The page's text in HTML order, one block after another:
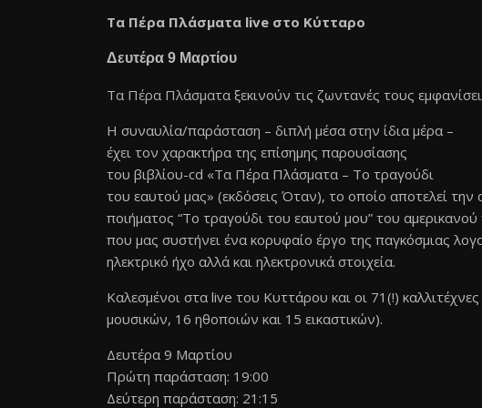
Τα Πέρα Πλάσματα live στο Κύτταρο
Δευτέρα 9 Μαρτίου
Τα Πέρα Πλάσματα ξεκινούν τις ζωντανές τους
Η συναυλία/παράσταση – διπλή μέσα στην ίδια μέρα –
έχει τον χαρακτήρα της επίσημης παρουσίασης
του βιβλίου-cd «Τα Πέρα Πλάσματα – Το τραγούδι
του εαυτού μας» (εκδόσεις Όταν), το οποίο αποτελεί την
ποιήματος “Το τραγούδι του εαυτού μου” του
που μας συστήνει ένα κορυφαίο έργο της παγκόσμιας
ηλεκτρικό ήχο αλλά και ηλεκτρονικά στοιχεία.
Καλεσμένοι στα live του Κυττάρου και οι 71(!)
μουσικών, 16 ηθοποιών και 15 εικαστικών).
Δευτέρα 9 Μαρτίου
Πρώτη παράσταση: 19:00
Δεύτερη παράσταση: 21:15